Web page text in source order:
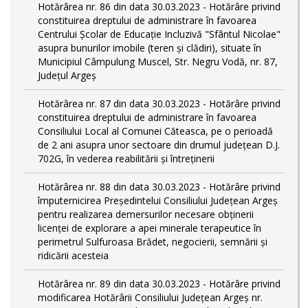
Hotărârea nr. 86 din data 30.03.2023 - Hotărâre privind
constituirea dreptului de administrare în favoarea
Centrului Școlar de Educație Incluzivă "Sfântul Nicolae"
asupra bunurilor imobile (teren și clădiri), situate în
Municipiul Câmpulung Muscel, Str. Negru Vodă, nr. 87,
Județul Argeș
Hotărârea nr. 87 din data 30.03.2023 - Hotărâre privind
constituirea dreptului de administrare în favoarea
Consiliului Local al Comunei Căteasca, pe o perioadă
de 2 ani asupra unor sectoare din drumul județean D.J.
702G, în vederea reabilitării și întreținerii
Hotărârea nr. 88 din data 30.03.2023 - Hotărâre privind
împuternicirea Președintelui Consiliului Județean Argeș
pentru realizarea demersurilor necesare obținerii
licenței de explorare a apei minerale terapeutice în
perimetrul Sulfuroasa Brădet, negocierii, semnării și
ridicării acesteia
Hotărârea nr. 89 din data 30.03.2023 - Hotărâre privind
modificarea Hotărârii Consiliului Județean Argeș nr.